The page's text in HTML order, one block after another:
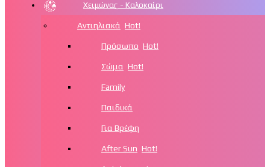
Χειμώνας - Καλοκαίρι
Αντιηλιακά Hot!
Πρόσωπο Hot!
Σώμα Hot!
Family
Παιδικά
Για Βρέφη
After Sun Hot!